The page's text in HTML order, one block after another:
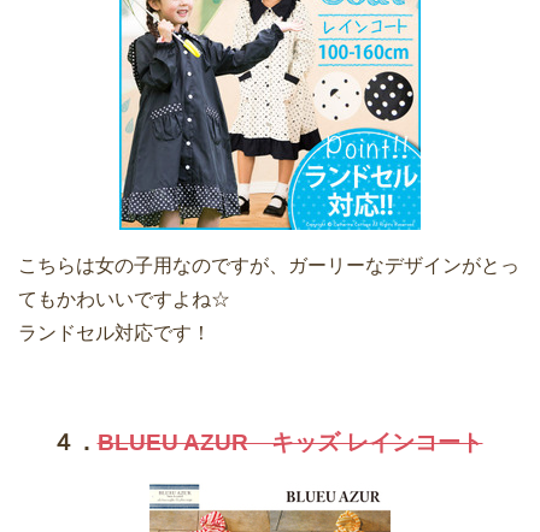
こちらは女の子用なのですが、ガーリーなデザインがとっ
てもかわいいですよね☆
ランドセル対応です！
４．BLUEU AZUR キッズ レインコート